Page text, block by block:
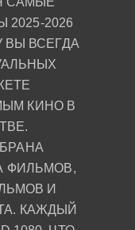
2026
ВЫ ВСЕГДА
КИНО В
ФИЛЬМОВ,
И
КАЖДЫЙ